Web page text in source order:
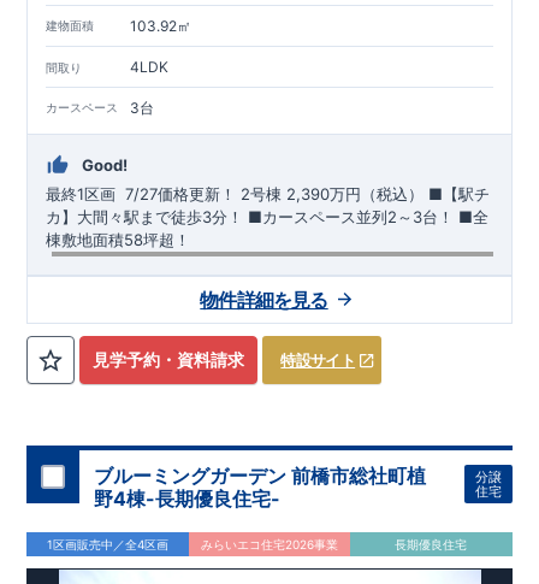
建物面積 103.92㎡
間取り 4LDK
カースペース 3台
Good!
最終1区画 7/27価格更新！
2号棟 2,390万円（税込）
​■【駅チ
カ】大間々駅まで徒歩3分！ ​■カースペース並列2～3台！ ​■全
棟敷地面積58坪超！
​上毛電鉄、東武桐生線 ​『赤城』駅……徒歩11分（約870
【学校】 小学校……徒歩10分（約790ｍ）
【妥協のない家づくり】 ​↓ クリックすると詳細ページが表示
されます 長期優良住宅 ​住宅性能評価
地震に強い家づくり
（地盤編） ​地震に強い家づくり（建物編）
地震に強い家づく
り（制震編）
【ブルーミングガーデンが選ばれる理由】 ​↓ クリックすると
詳細ページが表示されます ​暮らしを豊かにする空間アイデア
見学予約・資料請求 特設サイト
物件詳細を見る
ブルーミングガーデン 前橋市総社町植
野4棟-長期優良住宅-
分譲
住宅
1区画販売中／全4区画 みらいエコ住宅2026事業 長期優良住宅